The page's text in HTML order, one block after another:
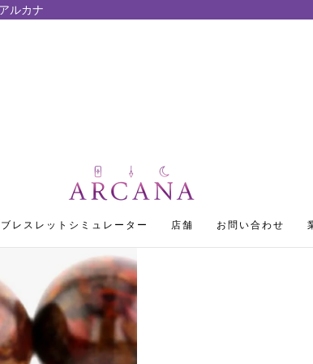
ルカナ
ブレスレットシミュレーター 店舗 お問い合わせ